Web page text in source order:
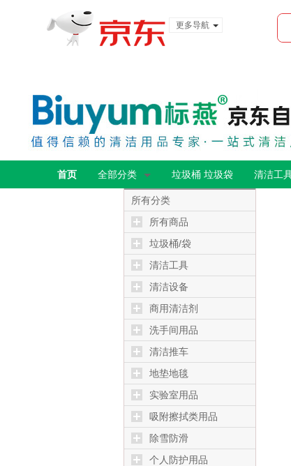
更多导航
首页 全部分类 垃圾桶 垃圾袋 清洁工
所有分类
所有商品
垃圾桶/袋
清洁工具
清洁设备
商用清洁剂
洗手间用品
清洁推车
地垫地毯
实验室用品
吸附擦拭类用品
除雪防滑
个人防护用品